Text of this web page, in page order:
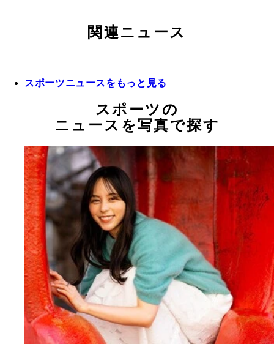
関連ニュース
スポーツニュースをもっと見る
スポーツの
ニュースを写真で探す